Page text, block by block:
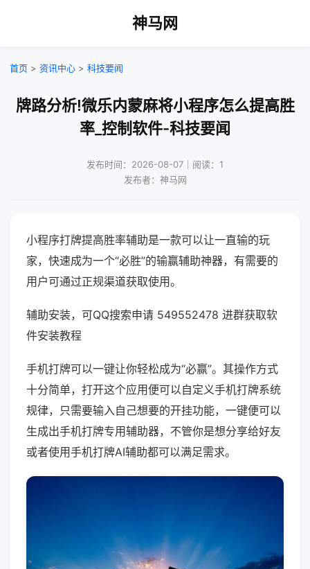
神马网
首页 > 资讯中心 > 科技要闻
牌路分析!微乐内蒙麻将小程序怎么提高胜
率_控制软件-科技要闻
发布时间：2026-08-07｜阅读：1
发布者：神马网
小程序打牌提高胜率辅助是一款可以让一直输的玩
家，快速成为一个“必胜”的输赢辅助神器，有需要的
用户可通过正规渠道获取使用。
辅助安装，可QQ搜索申请 549552478 进群获取软
件安装教程
手机打牌可以一键让你轻松成为“必赢”。其操作方式
十分简单，打开这个应用便可以自定义手机打牌系统
规律，只需要输入自己想要的开挂功能，一键便可以
生成出手机打牌专用辅助器，不管你是想分享给好友
或者使用手机打牌AI辅助都可以满足需求。